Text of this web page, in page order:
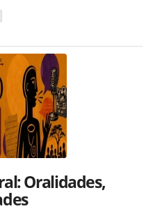
Oralidades,